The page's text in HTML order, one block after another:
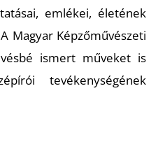
emlékei, életének
Magyar Képzőművészeti
ismert műveket is
tevékenységének